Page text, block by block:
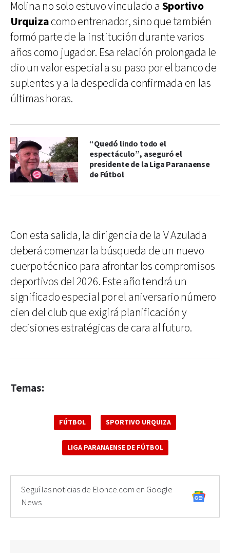
Molina no solo estuvo vinculado a Sportivo
Urquizacomo entrenador, sino que también
formó parte de la institución durante varios
años como jugador. Esa relación prolongada le
dio un valor especial a su paso por el banco de
suplentes y a la despedida confirmada en las
últimas horas.
“Quedó lindo todo el
espectáculo”, aseguró el
presidente de la Liga Paranaense
de Fútbol
Con esta salida, la dirigencia de la V Azulada
deberá comenzar la búsqueda de un nuevo
cuerpo técnico para afrontar los compromisos
deportivos del 2026. Este año tendrá un
significado especial por el aniversario número
cien del club que exigirá planificación y
decisiones estratégicas de cara al futuro.
Temas:
FÚTBOL SPORTIVO URQUIZA
LIGA PARANAENSE DE FÚTBOL
Seguí las noticias de Elonce.com en Google
News